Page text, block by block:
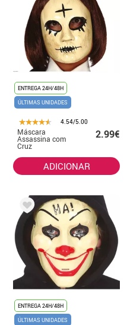
ENTREGA 24H/48H
ÚLTIMAS UNIDADES
4.54/5.00
Máscara
Assassina com
Cruz
2.99€
ADICIONAR
ENTREGA 24H/48H
ÚLTIMAS UNIDADES